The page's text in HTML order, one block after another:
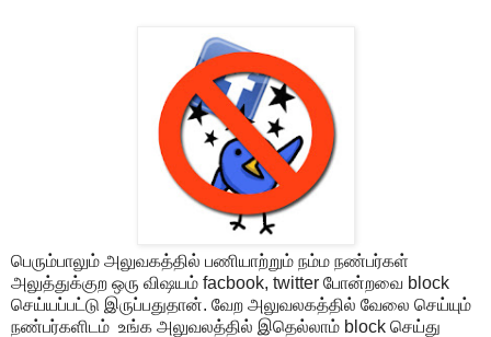
பெரும்பாலும் அலுவகத்தில் பணியாற்றும் நம்ம நண்பர்கள்
அலுத்துக்குற ஒரு விஷயம் facbook, twitter போன்றவை block
செய்யப்பட்டு இருப்பதுதான். வேற அலுவலகத்தில் வேலை செய்யும்
நண்பர்களிடம் உங்க அலுவலத்தில் இதெல்லாம் block செய்து